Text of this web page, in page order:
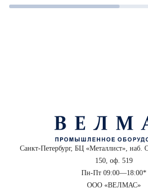
Санкт-Петербург, БЦ «Металлист», наб.
150, оф. 519
Пн-Пт 09:00—18:00*
ООО «ВЕЛМАС»